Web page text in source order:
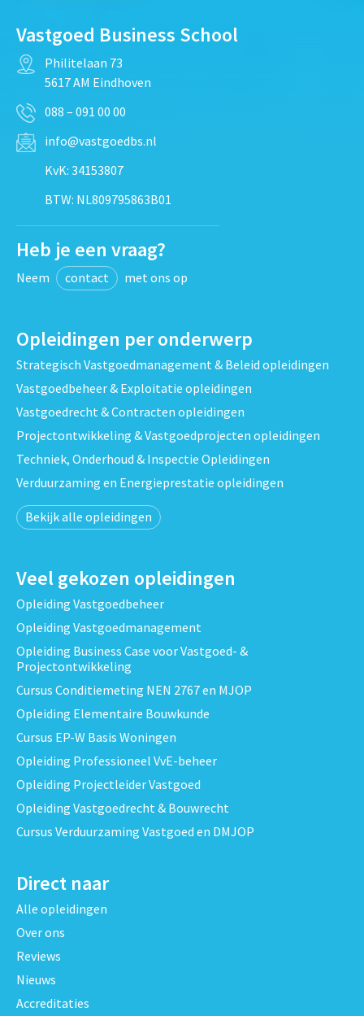
Vastgoed Business School
Philitelaan 73
5617 AM Eindhoven
088 – 091 00 00
info@vastgoedbs.nl
KvK: 34153807
BTW: NL809795863B01
Heb je een vraag?
Neem contact met ons op
Opleidingen per onderwerp
Strategisch Vastgoedmanagement & Beleid opleidingen
Vastgoedbeheer & Exploitatie opleidingen
Vastgoedrecht & Contracten opleidingen
Projectontwikkeling & Vastgoedprojecten opleidingen
Techniek, Onderhoud & Inspectie Opleidingen
Verduurzaming en Energieprestatie opleidingen
Bekijk alle opleidingen
Veel gekozen opleidingen
Opleiding Vastgoedbeheer
Opleiding Vastgoedmanagement
Opleiding Business Case voor Vastgoed- &
Projectontwikkeling
Cursus Conditiemeting NEN 2767 en MJOP
Opleiding Elementaire Bouwkunde
Cursus EP-W Basis Woningen
Opleiding Professioneel VvE-beheer
Opleiding Projectleider Vastgoed
Opleiding Vastgoedrecht & Bouwrecht
Cursus Verduurzaming Vastgoed en DMJOP
Direct naar
Alle opleidingen
Over ons
Reviews
Nieuws
Accreditaties